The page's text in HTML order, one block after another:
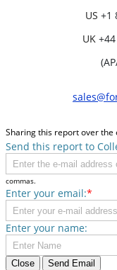
US
UK
Sharing this report over the
Send this report to
commas.
Enter your email:*
Enter your name:
Close Send Email